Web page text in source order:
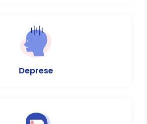
Deprese